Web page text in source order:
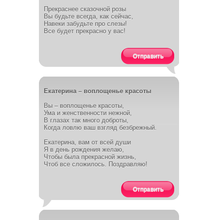
Прекраснее сказочной розы
Вы будьте всегда, как сейчас,
Навеки забудьте про слезы!
Все будет прекрасно у вас!
Отправить
Екатерина – воплощенье красоты
Вы – воплощенье красоты,
Ума и женственности нежной,
В глазах так много доброты,
Когда ловлю ваш взгляд безбрежный.
Екатерина, вам от всей души
Я в день рождения желаю,
Чтобы была прекрасной жизнь,
Чтоб все сложилось. Поздравляю!
Отправить